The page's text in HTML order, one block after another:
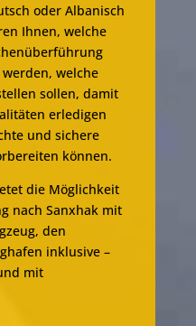
oder Albanisch
Ihnen, welche
welche
sollen, damit
erledigen
und sichere
können.
die Möglichkeit
nach Sanxhak mit
den
inklusive –
mit